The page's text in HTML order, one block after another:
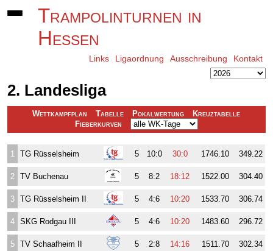
Trampolinturnen in
Hessen
Links Ligaordnung Ausschreibung Kontakt
2. Landesliga
Wettkampfplan Tabelle Pokalwertung
Kreuztabelle
Fieberkurven
1 TG Rüsselsheim 5 10:0 30:0 1746.10 349.22
2 TV Buchenau 5 8:2 18:12 1522.00 304.40
3 TG Rüsselsheim II 5 4:6 10:20 1533.70 306.74
4 SKG Rodgau III 5 4:6 10:20 1483.60 296.72
5 TV Schaafheim II 5 2:8 14:16 1511.70 302.34